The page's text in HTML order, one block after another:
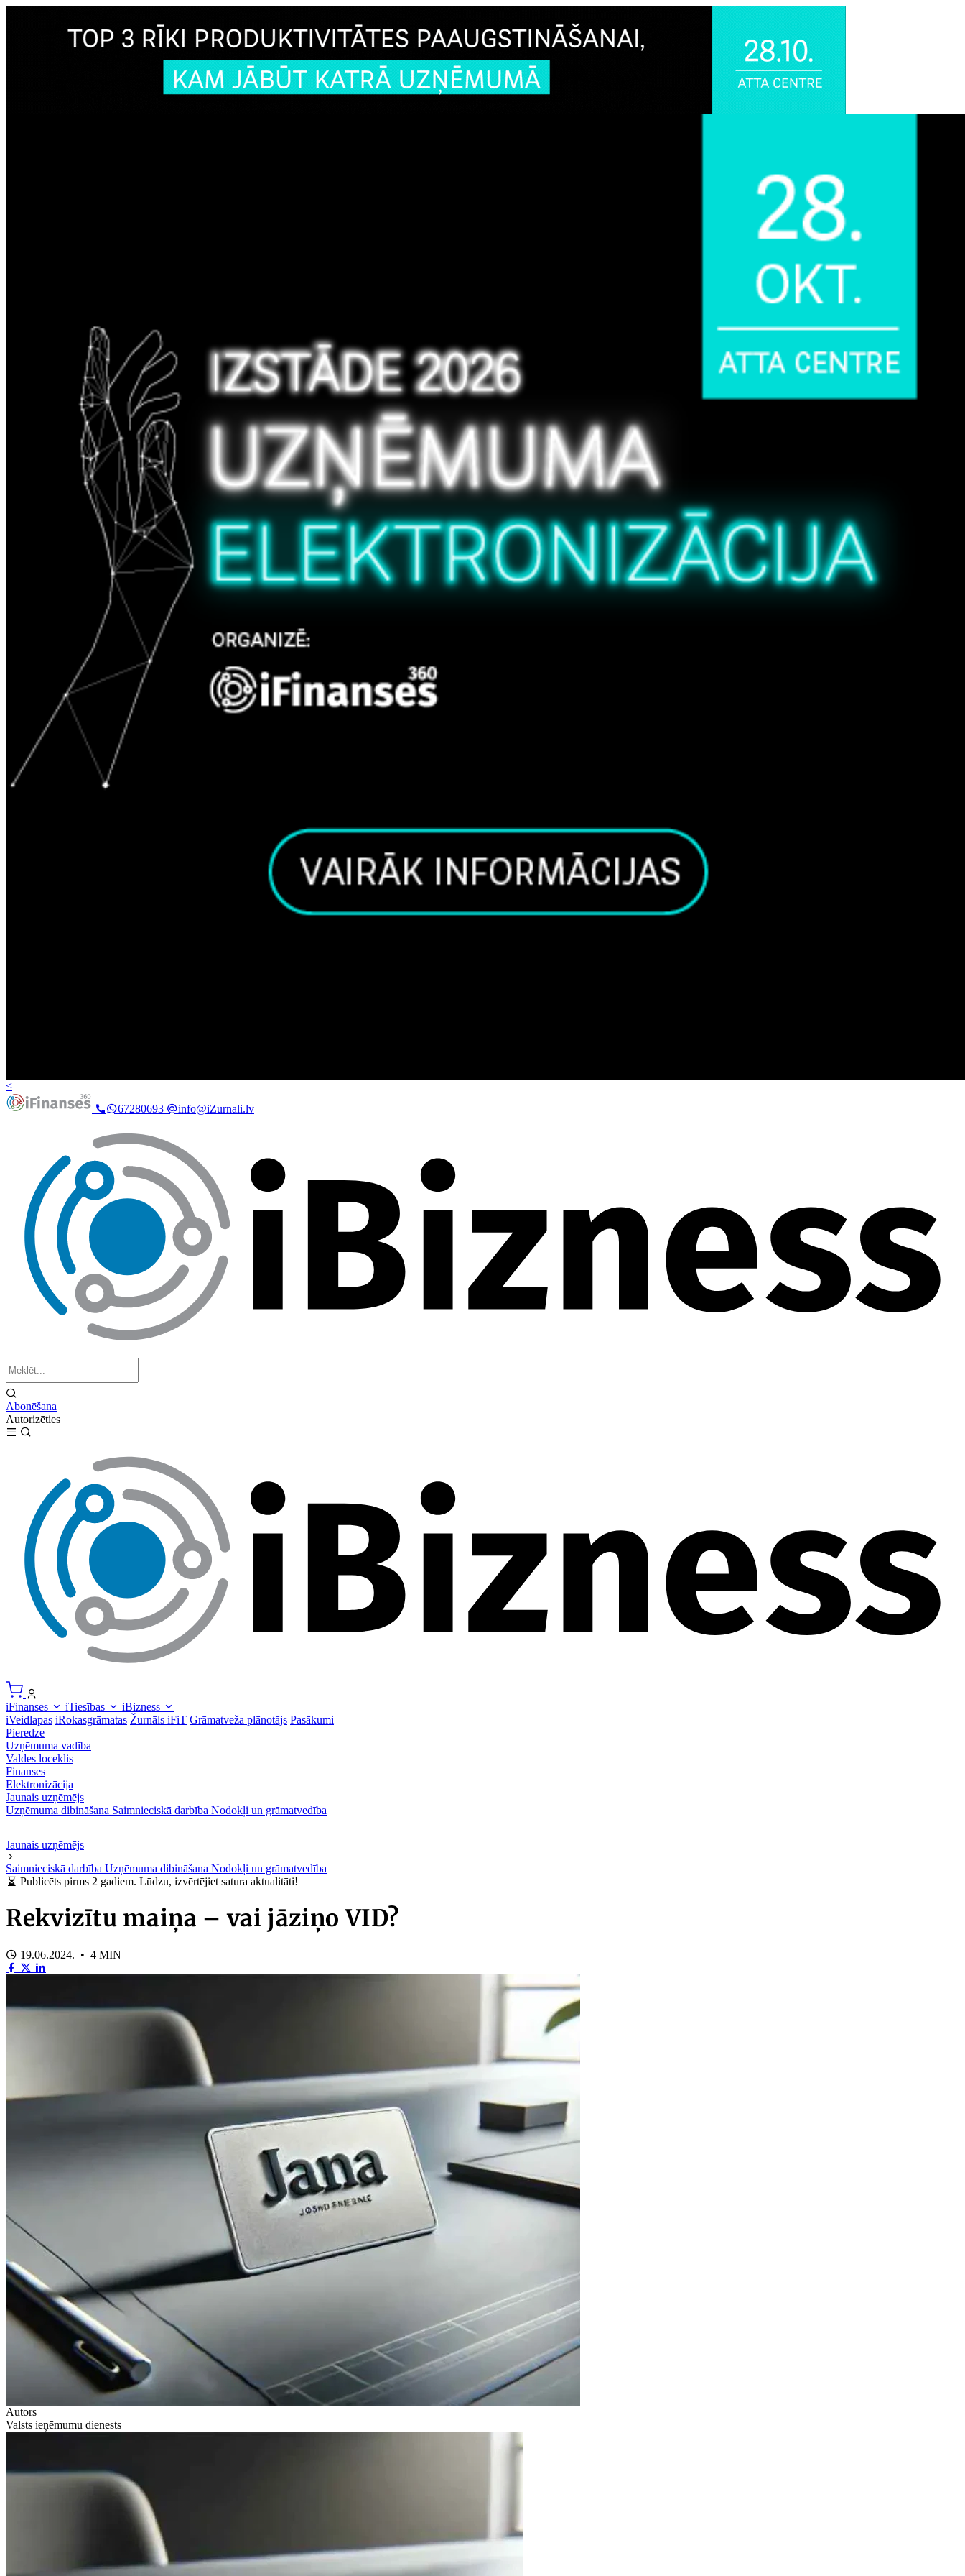
<
67280693
info@iZurnali.lv
Abonēšana
Autorizēties
iFinanses iTiesības
iBizness
iVeidlapas iRokasgrāmatas Žurnāls iFiT Grāmatveža plānotājs Pasākumi
Pieredze
Uzņēmuma vadība
Valdes loceklis
Finanses
Elektronizācija
Jaunais uzņēmējs
Uzņēmuma dibināšana Saimnieciskā darbība Nodokļi un grāmatvedība
Jaunais uzņēmējs
Saimnieciskā darbība Uzņēmuma dibināšana Nodokļi un grāmatvedība
Publicēts pirms 2 gadiem. Lūdzu, izvērtējiet satura aktualitāti!
Rekvizītu maiņa – vai jāziņo VID?
19.06.2024. • 4 MIN
Autors
Valsts ieņēmumu dienests